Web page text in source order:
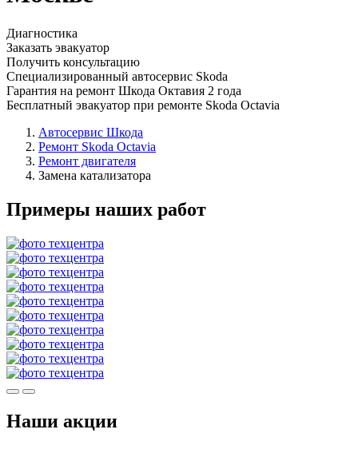
Диагностика
Заказать эвакуатор
Получить консультацию
Специализированный автосервис Skoda
Гарантия на ремонт Шкода Октавия 2 года
Бесплатный эвакуатор при ремонте Skoda Octavia
Автосервис Шкода
Ремонт Skoda Octavia
Ремонт двигателя
Замена катализатора
Примеры наших работ
Наши акции